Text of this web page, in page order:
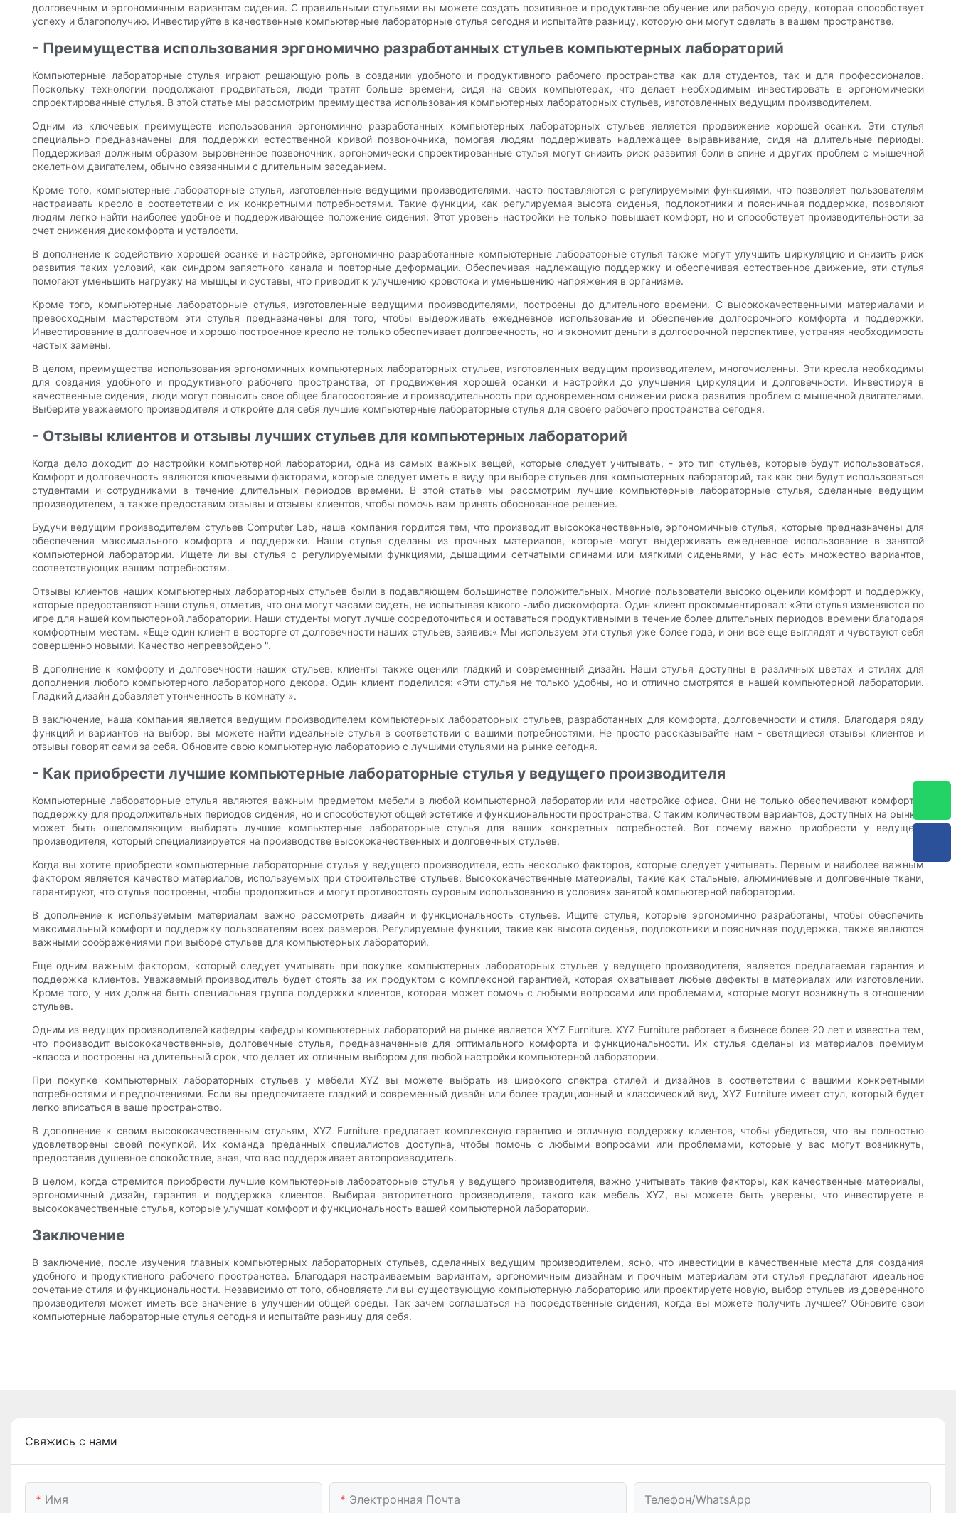
долговечным и эргономичным вариантам сидения. С правильными стульями вы можете создать позитивное и продуктивное обучение или рабочую среду, которая способствует
успеху и благополучию. Инвестируйте в качественные компьютерные лабораторные стулья сегодня и испытайте разницу, которую они могут сделать в вашем пространстве.
- Преимущества использования эргономично разработанных стульев компьютерных лабораторий
Компьютерные лабораторные стулья играют решающую роль в создании удобного и продуктивного рабочего пространства как для студентов, так и для профессионалов.
Поскольку технологии продолжают продвигаться, люди тратят больше времени, сидя на своих компьютерах, что делает необходимым инвестировать в эргономически
спроектированные стулья. В этой статье мы рассмотрим преимущества использования компьютерных лабораторных стульев, изготовленных ведущим производителем.
Одним из ключевых преимуществ использования эргономично разработанных компьютерных лабораторных стульев является продвижение хорошей осанки. Эти стулья
специально предназначены для поддержки естественной кривой позвоночника, помогая людям поддерживать надлежащее выравнивание, сидя на длительные периоды.
Поддерживая должным образом выровненное позвоночник, эргономически спроектированные стулья могут снизить риск развития боли в спине и других проблем с мышечной
скелетном двигателем, обычно связанными с длительным заседанием.
Кроме того, компьютерные лабораторные стулья, изготовленные ведущими производителями, часто поставляются с регулируемыми функциями, что позволяет пользователям
настраивать кресло в соответствии с их конкретными потребностями. Такие функции, как регулируемая высота сиденья, подлокотники и поясничная поддержка, позволяют
людям легко найти наиболее удобное и поддерживающее положение сидения. Этот уровень настройки не только повышает комфорт, но и способствует производительности за
счет снижения дискомфорта и усталости.
В дополнение к содействию хорошей осанке и настройке, эргономично разработанные компьютерные лабораторные стулья также могут улучшить циркуляцию и снизить риск
развития таких условий, как синдром запястного канала и повторные деформации. Обеспечивая надлежащую поддержку и обеспечивая естественное движение, эти стулья
помогают уменьшить нагрузку на мышцы и суставы, что приводит к улучшению кровотока и уменьшению напряжения в организме.
Кроме того, компьютерные лабораторные стулья, изготовленные ведущими производителями, построены до длительного времени. С высококачественными материалами и
превосходным мастерством эти стулья предназначены для того, чтобы выдерживать ежедневное использование и обеспечение долгосрочного комфорта и поддержки.
Инвестирование в долговечное и хорошо построенное кресло не только обеспечивает долговечность, но и экономит деньги в долгосрочной перспективе, устраняя необходимость
частых замены.
В целом, преимущества использования эргономичных компьютерных лабораторных стульев, изготовленных ведущим производителем, многочисленны. Эти кресла необходимы
для создания удобного и продуктивного рабочего пространства, от продвижения хорошей осанки и настройки до улучшения циркуляции и долговечности. Инвестируя в
качественные сидения, люди могут повысить свое общее благосостояние и производительность при одновременном снижении риска развития проблем с мышечной двигателями.
Выберите уважаемого производителя и откройте для себя лучшие компьютерные лабораторные стулья для своего рабочего пространства сегодня.
- Отзывы клиентов и отзывы лучших стульев для компьютерных лабораторий
Когда дело доходит до настройки компьютерной лаборатории, одна из самых важных вещей, которые следует учитывать, - это тип стульев, которые будут использоваться.
Комфорт и долговечность являются ключевыми факторами, которые следует иметь в виду при выборе стульев для компьютерных лабораторий, так как они будут использоваться
студентами и сотрудниками в течение длительных периодов времени. В этой статье мы рассмотрим лучшие компьютерные лабораторные стулья, сделанные ведущим
производителем, а также предоставим отзывы и отзывы клиентов, чтобы помочь вам принять обоснованное решение.
Будучи ведущим производителем стульев Computer Lab, наша компания гордится тем, что производит высококачественные, эргономичные стулья, которые предназначены для
обеспечения максимального комфорта и поддержки. Наши стулья сделаны из прочных материалов, которые могут выдерживать ежедневное использование в занятой
компьютерной лаборатории. Ищете ли вы стулья с регулируемыми функциями, дышащими сетчатыми спинами или мягкими сиденьями, у нас есть множество вариантов,
соответствующих вашим потребностям.
Отзывы клиентов наших компьютерных лабораторных стульев были в подавляющем большинстве положительных. Многие пользователи высоко оценили комфорт и поддержку,
которые предоставляют наши стулья, отметив, что они могут часами сидеть, не испытывая какого -либо дискомфорта. Один клиент прокомментировал: «Эти стулья изменяются по
игре для нашей компьютерной лаборатории. Наши студенты могут лучше сосредоточиться и оставаться продуктивными в течение более длительных периодов времени благодаря
комфортным местам. »Еще один клиент в восторге от долговечности наших стульев, заявив:« Мы используем эти стулья уже более года, и они все еще выглядят и чувствуют себя
совершенно новыми. Качество непревзойдено ".
В дополнение к комфорту и долговечности наших стульев, клиенты также оценили гладкий и современный дизайн. Наши стулья доступны в различных цветах и ​​стилях для
дополнения любого компьютерного лабораторного декора. Один клиент поделился: «Эти стулья не только удобны, но и отлично смотрятся в нашей компьютерной лаборатории.
Гладкий дизайн добавляет утонченность в комнату ».
В заключение, наша компания является ведущим производителем компьютерных лабораторных стульев, разработанных для комфорта, долговечности и стиля. Благодаря ряду
функций и вариантов на выбор, вы можете найти идеальные стулья в соответствии с вашими потребностями. Не просто рассказывайте нам - светящиеся отзывы клиентов и
отзывы говорят сами за себя. Обновите свою компьютерную лабораторию с лучшими стульями на рынке сегодня.
- Как приобрести лучшие компьютерные лабораторные стулья у ведущего производителя
Компьютерные лабораторные стулья являются важным предметом мебели в любой компьютерной лаборатории или настройке офиса. Они не только обеспечивают комфорт и
поддержку для продолжительных периодов сидения, но и способствуют общей эстетике и функциональности пространства. С таким количеством вариантов, доступных на рынке,
может быть ошеломляющим выбирать лучшие компьютерные лабораторные стулья для ваших конкретных потребностей. Вот почему важно приобрести у ведущего
производителя, который специализируется на производстве высококачественных и долговечных стульев.
Когда вы хотите приобрести компьютерные лабораторные стулья у ведущего производителя, есть несколько факторов, которые следует учитывать. Первым и наиболее важным
фактором является качество материалов, используемых при строительстве стульев. Высококачественные материалы, такие как стальные, алюминиевые и долговечные ткани,
гарантируют, что стулья построены, чтобы продолжиться и могут противостоять суровым использованию в условиях занятой компьютерной лаборатории.
В дополнение к используемым материалам важно рассмотреть дизайн и функциональность стульев. Ищите стулья, которые эргономично разработаны, чтобы обеспечить
максимальный комфорт и поддержку пользователям всех размеров. Регулируемые функции, такие как высота сиденья, подлокотники и поясничная поддержка, также являются
важными соображениями при выборе стульев для компьютерных лабораторий.
Еще одним важным фактором, который следует учитывать при покупке компьютерных лабораторных стульев у ведущего производителя, является предлагаемая гарантия и
поддержка клиентов. Уважаемый производитель будет стоять за их продуктом с комплексной гарантией, которая охватывает любые дефекты в материалах или изготовлении.
Кроме того, у них должна быть специальная группа поддержки клиентов, которая может помочь с любыми вопросами или проблемами, которые могут возникнуть в отношении
стульев.
Одним из ведущих производителей кафедры кафедры компьютерных лабораторий на рынке является XYZ Furniture. XYZ Furniture работает в бизнесе более 20 лет и известна тем,
что производит высококачественные, долговечные стулья, предназначенные для оптимального комфорта и функциональности. Их стулья сделаны из материалов премиум
-класса и построены на длительный срок, что делает их отличным выбором для любой настройки компьютерной лаборатории.
При покупке компьютерных лабораторных стульев у мебели XYZ вы можете выбрать из широкого спектра стилей и дизайнов в соответствии с вашими конкретными
потребностями и предпочтениями. Если вы предпочитаете гладкий и современный дизайн или более традиционный и классический вид, XYZ Furniture имеет стул, который будет
легко вписаться в ваше пространство.
В дополнение к своим высококачественным стульям, XYZ Furniture предлагает комплексную гарантию и отличную поддержку клиентов, чтобы убедиться, что вы полностью
удовлетворены своей покупкой. Их команда преданных специалистов доступна, чтобы помочь с любыми вопросами или проблемами, которые у вас могут возникнуть,
предоставив душевное спокойствие, зная, что вас поддерживает автопроизводитель.
В целом, когда стремится приобрести лучшие компьютерные лабораторные стулья у ведущего производителя, важно учитывать такие факторы, как качественные материалы,
эргономичный дизайн, гарантия и поддержка клиентов. Выбирая авторитетного производителя, такого как мебель XYZ, вы можете быть уверены, что инвестируете в
высококачественные стулья, которые улучшат комфорт и функциональность вашей компьютерной лаборатории.
Заключение
В заключение, после изучения главных компьютерных лабораторных стульев, сделанных ведущим производителем, ясно, что инвестиции в качественные места для создания
удобного и продуктивного рабочего пространства. Благодаря настраиваемым вариантам, эргономичным дизайнам и прочным материалам эти стулья предлагают идеальное
сочетание стиля и функциональности. Независимо от того, обновляете ли вы существующую компьютерную лабораторию или проектируете новую, выбор стульев из доверенного
производителя может иметь все значение в улучшении общей среды. Так зачем соглашаться на посредственные сидения, когда вы можете получить лучшее? Обновите свои
компьютерные лабораторные стулья сегодня и испытайте разницу для себя.
Свяжись с нами
Имя Электронная Почта Телефон/WhatsApp